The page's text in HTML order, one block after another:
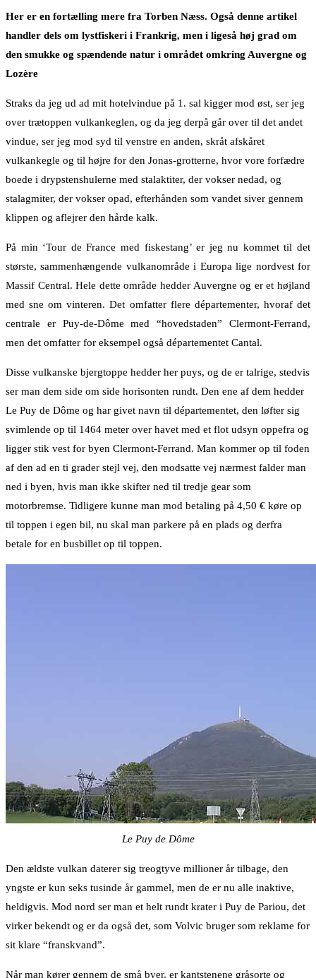
Her er en fortælling mere fra Torben Næss. Også denne artikel
handler dels om lystfiskeri i Frankrig, men i ligeså høj grad om
den smukke og spændende natur i området omkring Auvergne og
Lozère
Straks da jeg ud ad mit hotelvindue på 1. sal kigger mod øst, ser jeg
over trætoppen vulkankeglen, og da jeg derpå går over til det andet
vindue, ser jeg mod syd til venstre en anden, skråt afskåret
vulkankegle og til højre for den Jonas-grotterne, hvor vore forfædre
boede i drypstenshulerne med stalaktiter, der vokser nedad, og
stalagmiter, der vokser opad, efterhånden som vandet siver gennem
klippen og aflejrer den hårde kalk.
På min ‘Tour de France med fiskestang’ er jeg nu kommet til det
største, sammenhængende vulkanområde i Europa lige nordvest for
Massif Central. Hele dette område hedder Auvergne og er et højland
med sne om vinteren. Det omfatter flere départementer, hvoraf det
centrale er Puy-de-Dôme med “hovedstaden” Clermont-Ferrand,
men det omfatter for eksempel også départementet Cantal.
Disse vulkanske bjergtoppe hedder her puys, og de er talrige, stedvis
ser man dem side om side horisonten rundt. Den ene af dem hedder
Le Puy de Dôme og har givet navn til départementet, den løfter sig
svimlende op til 1464 meter over havet med et flot udsyn oppefra og
ligger stik vest for byen Clermont-Ferrand. Man kommer op til foden
af den ad en ti grader stejl vej, den modsatte vej nærmest falder man
ned i byen, hvis man ikke skifter ned til tredje gear som
motorbremse. Tidligere kunne man mod betaling på 4,50 € køre op
til toppen i egen bil, nu skal man parkere på en plads og derfra
betale for en busbillet op til toppen.
Le Puy de Dôme
Den ældste vulkan daterer sig treogtyve millioner år tilbage, den
yngste er kun seks tusinde år gammel, men de er nu alle inaktive,
heldigvis. Mod nord ser man et helt rundt krater i Puy de Pariou, det
virker bekendt og er da også det, som Volvic bruger som reklame for
sit klare “franskvand”.
Når man kører gennem de små byer, er kantstenene gråsorte og